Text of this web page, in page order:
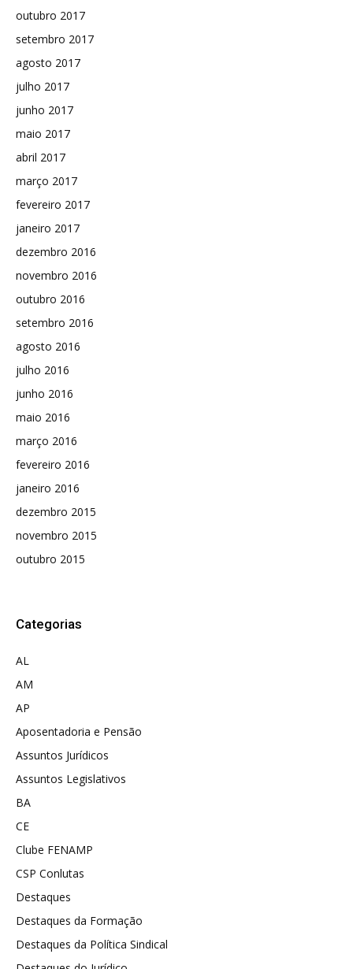
outubro 2017
setembro 2017
agosto 2017
julho 2017
junho 2017
maio 2017
abril 2017
março 2017
fevereiro 2017
janeiro 2017
dezembro 2016
novembro 2016
outubro 2016
setembro 2016
agosto 2016
julho 2016
junho 2016
maio 2016
março 2016
fevereiro 2016
janeiro 2016
dezembro 2015
novembro 2015
outubro 2015
Categorias
AL
AM
AP
Aposentadoria e Pensão
Assuntos Jurídicos
Assuntos Legislativos
BA
CE
Clube FENAMP
CSP Conlutas
Destaques
Destaques da Formação
Destaques da Política Sindical